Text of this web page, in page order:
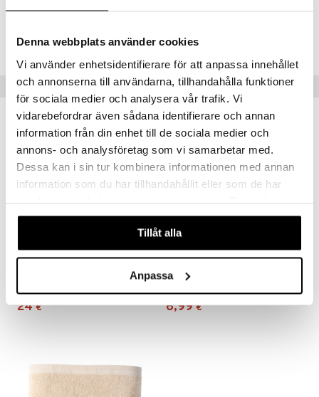
Denna webbplats använder cookies
Vi använder enhetsidentifierare för att anpassa innehållet
och annonserna till användarna, tillhandahålla funktioner
för sociala medier och analysera vår trafik. Vi
vidarebefordrar även sådana identifierare och annan
information från din enhet till de sociala medier och
annons- och analysföretag som vi samarbetar med.
Dessa kan i sin tur kombinera informationen med annan
information som du har tillhandahållit eller som de har
våra cookies vid fortsatt användande av vår webbplats.
Tillåt alla
Anpassa
IHA43-1-B5
Vinkkejä sinulle
24 €
AUMI COLLECTION
6,99 €